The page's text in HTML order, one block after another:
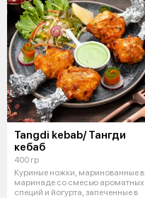
Tangdi kebab/ Тангди
кебаб
400 гр
Куриные ножки, маринованные в
маринаде со смесью ароматных
специй и йогурта, запеченные в